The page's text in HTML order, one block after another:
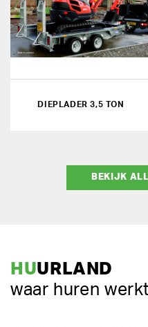
DIEPLADER 3,5 TON
BEKIJK
HUURLAND
waar huren